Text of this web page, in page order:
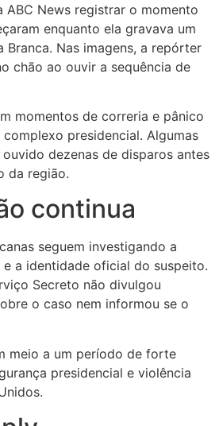
ABC News registrar o momento
enquanto ela gravava um
Branca. Nas imagens, a repórter
chão ao ouvir a sequência de
momentos de correria e pânico
presidencial. Algumas
dezenas de disparos antes
da região.
continua
seguem investigando a
a identidade oficial do suspeito.
Secreto não divulgou
o caso nem informou se o
meio a um período de forte
presidencial e violência